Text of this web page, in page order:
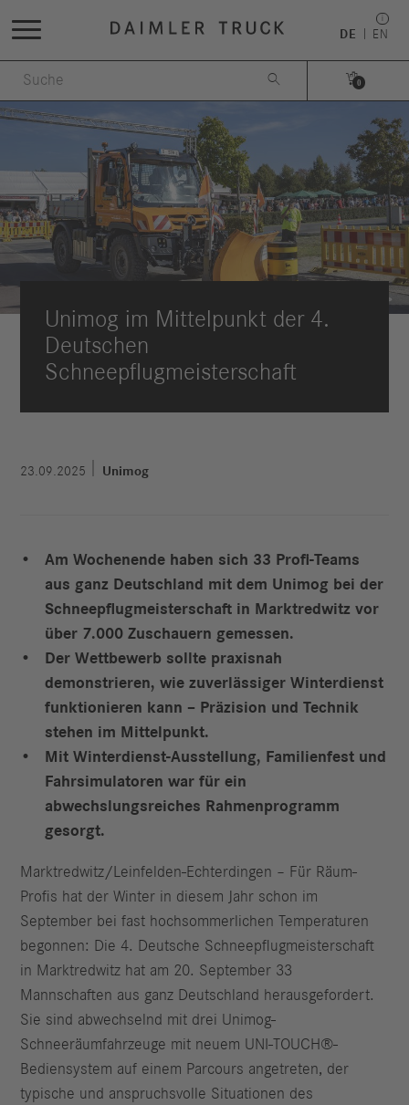
DE EN
 
0
Unimog im Mittelpunkt der 4.
Deutschen
Schneepflugmeisterschaft
23.09.2025 Unimog
Am Wochenende haben sich 33 Profi-Teams
aus ganz Deutschland mit dem Unimog bei der
Schneepflugmeisterschaft in Marktredwitz vor
über 7.000 Zuschauern gemessen.
Der Wettbewerb sollte praxisnah
demonstrieren, wie zuverlässiger Winterdienst
funktionieren kann – Präzision und Technik
stehen im Mittelpunkt.
Mit Winterdienst-Ausstellung, Familienfest und
Fahrsimulatoren war für ein
abwechslungsreiches Rahmenprogramm
gesorgt.
Marktredwitz/Leinfelden-Echterdingen – Für Räum-
Profis hat der Winter in diesem Jahr schon im
September bei fast hochsommerlichen Temperaturen
begonnen: Die 4. Deutsche Schneepflugmeisterschaft
in Marktredwitz hat am 20. September 33
Mannschaften aus ganz Deutschland herausgefordert.
Sie sind abwechselnd mit drei Unimog-
Schneeräumfahrzeuge mit neuem UNI-TOUCH®-
Bediensystem auf einem Parcours angetreten, der
typische und anspruchsvolle Situationen des